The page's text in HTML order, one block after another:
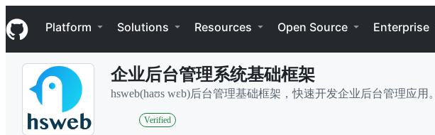
k
i
p
Navigation Menu
Platform Solutions Resources Open Source Enterprise
企业后台管理系统基础框架
hsweb(haʊs wɛb)后台管理基础框架，快速开发企业后台管理应用。
Verified